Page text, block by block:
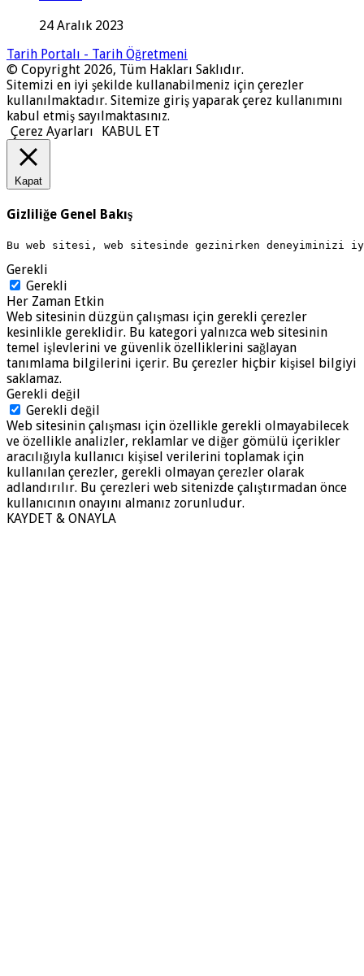
24 Aralık 2023
Tarih Portalı - Tarih Öğretmeni
© Copyright 2026, Tüm Hakları Saklıdır.
Sitemizi en iyi şekilde kullanabilmeniz için çerezler
kullanılmaktadır. Sitemize giriş yaparak çerez kullanımını
kabul etmiş sayılmaktasınız.
Çerez Ayarları
KABUL ET
Kapat
Gizliliğe Genel Bakış
Bu web sitesi, web sitesinde gezinirken deneyiminizi
Gerekli
Gerekli
Her Zaman Etkin
Web sitesinin düzgün çalışması için gerekli çerezler
kesinlikle gereklidir. Bu kategori yalnızca web sitesinin
temel işlevlerini ve güvenlik özelliklerini sağlayan
tanımlama bilgilerini içerir. Bu çerezler hiçbir kişisel bilgiyi
saklamaz.
Gerekli değil
Gerekli değil
Web sitesinin çalışması için özellikle gerekli olmayabilecek
ve özellikle analizler, reklamlar ve diğer gömülü içerikler
aracılığıyla kullanıcı kişisel verilerini toplamak için
kullanılan çerezler, gerekli olmayan çerezler olarak
adlandırılır. Bu çerezleri web sitenizde çalıştırmadan önce
kullanıcının onayını almanız zorunludur.
KAYDET & ONAYLA